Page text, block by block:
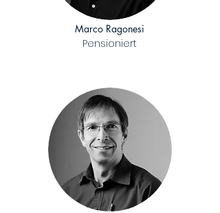
Marco Ragonesi
Pensioniert